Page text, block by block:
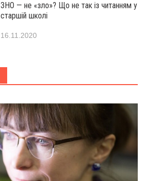
ЗНО — не «зло»? Що не так із читанням у
старшій школі
16.11.2020